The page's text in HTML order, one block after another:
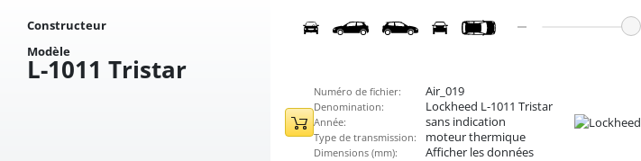
Constructeur
Modèle
L-1011 Tristar
Numéro de fichier: Air_019
Denomination: Lockheed L-1011 Tristar
Année: sans indication
Type de transmission: moteur thermique
Dimensions (mm): Afficher les données